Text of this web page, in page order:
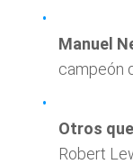
Manuel
campeón
Otros
Robert